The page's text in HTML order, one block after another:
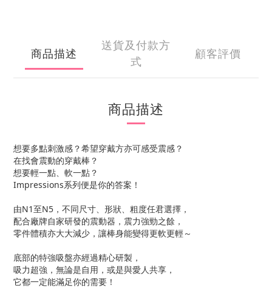
商品描述
送貨及付款方
式
顧客評價
商品描述
想要多點刺激感？希望穿戴方亦可感受震感？
在找會震動的穿戴棒？
想要輕一點、軟一點？
Impressions系列便是你的答案！
由N1至N5，不同尺寸、形狀、粗度任君選擇，
配合廠牌自家研發的震動器，震力強勁之餘，
零件體積亦大大減少，讓棒身能變得更軟更輕～
底部的特強吸盤亦經過精心研製，
吸力超強，無論是自用，或是與愛人共享，
它都一定能滿足你的需要！